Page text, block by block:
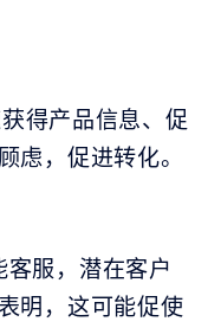
得产品信息、促
虑，促进转化。
服，潜在客户
明，这可能促使